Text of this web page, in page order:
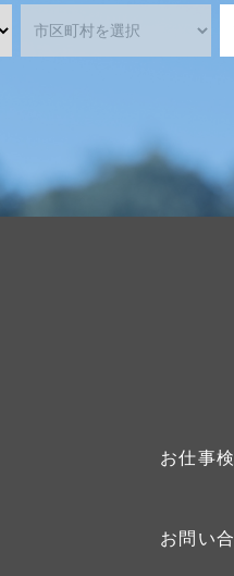
お仕事
お問い